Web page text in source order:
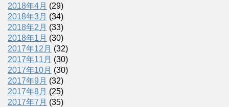
2018年4月 (29)
2018年3月 (34)
2018年2月 (33)
2018年1月 (30)
2017年12月 (32)
2017年11月 (30)
2017年10月 (30)
2017年9月 (32)
2017年8月 (25)
2017年7月 (35)